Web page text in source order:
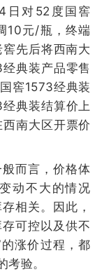
日对52度国窖
10元/瓶，终端
先后将西南大
典装产品零售
窖1573经典装
典装结算价上
南大区开票价
而言，价格体
动不大的情况
相关。因此，
可控以及供不
涨价过程，都
验。